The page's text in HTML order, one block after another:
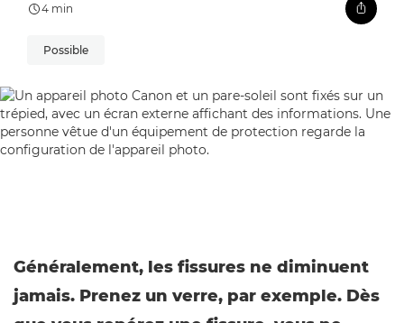
4 min
Possible
Généralement, les fissures ne diminuent
jamais. Prenez un verre, par exemple. Dès